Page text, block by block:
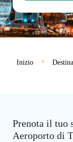
Inizio
Prenota il tuo
Aeroporto di